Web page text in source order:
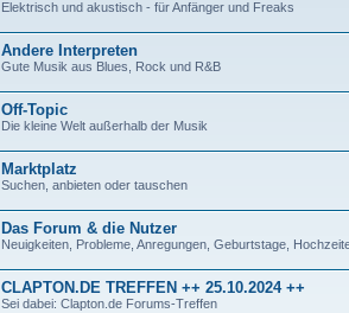
Elektrisch und akustisch - für Anfänger und Freaks
Andere Interpreten
Gute Musik aus Blues, Rock und R&B
Off-Topic
Die kleine Welt außerhalb der Musik
Marktplatz
Suchen, anbieten oder tauschen
Das Forum & die Nutzer
Neuigkeiten, Probleme, Anregungen, Geburtstage,
CLAPTON.DE TREFFEN ++ 25.10.2024 ++
Sei dabei: Clapton.de Forums-Treffen